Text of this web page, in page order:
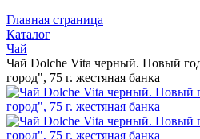
Главная страница
Каталог
Чай
Чай Dolche Vita черный. Новый
город", 75 г. жестяная банка